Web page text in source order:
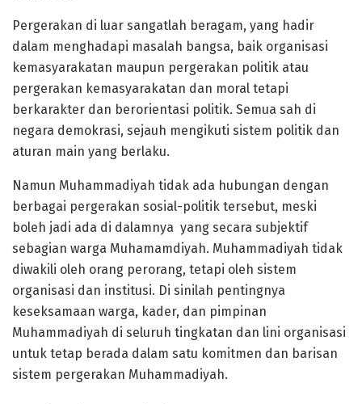
Pergerakan di luar sangatlah beragam, yang hadir
dalam menghadapi masalah bangsa, baik organisasi
kemasyarakatan maupun pergerakan politik atau
pergerakan kemasyarakatan dan moral tetapi
berkarakter dan berorientasi politik. Semua sah di
negara demokrasi, sejauh mengikuti sistem politik dan
aturan main yang berlaku.
Namun Muhammadiyah tidak ada hubungan dengan
berbagai pergerakan sosial-politik tersebut, meski
boleh jadi ada di dalamnya yang secara subjektif
sebagian warga Muhamamdiyah. Muhammadiyah tidak
diwakili oleh orang perorang, tetapi oleh sistem
organisasi dan institusi. Di sinilah pentingnya
keseksamaan warga, kader, dan pimpinan
Muhammadiyah di seluruh tingkatan dan lini organisasi
untuk tetap berada dalam satu komitmen dan barisan
sistem pergerakan Muhammadiyah.